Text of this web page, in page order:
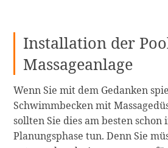
Installation der
Massageanlage
Wenn Sie mit dem Gedanken
Schwimmbecken mit
sollten Sie dies am besten schon
Planungsphase tun. Denn Sie